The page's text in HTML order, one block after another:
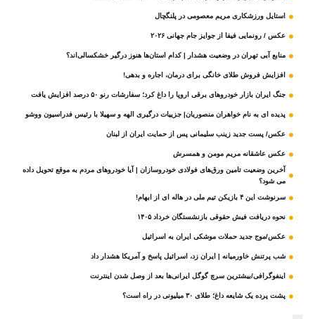
استایل ورزشکاری مریم معصومی در پلنگچال
عکس / رونمایی فیفا از جوایز جام جهانی ۲۰۲۶
منابع آبی تهران در وضعیت هشدار | کدام استان‌ها هنوز درگیر خشکسالی‌اند؟
افزایش فروش طلای خانگی برای درمان، اجاره و بدهی!
جنگ ایران بازار خودروهای برقی اروپا را داغ کرد؛ سفارشات رنو ۵۰ درصد افزایش یافت
پدیده ای به نام خواهران منصوریان| جزییات درگیری الهه و سهیلا با رئیس فدراسیون ووشو
عکس/ پست جدید زینب سلیمانی پس از حمایت ایران از لبنان
عکس عاشقانه مریم مومن و همسرش
آخرین وضعیت تامین ورق‌های فولادی خودروسازان | آیا خودروهای مردم به موقع تحویل داده
می شود؟
سرنوشت این ۴ بازیکن تیم ملی در هاله ای از ابهام!
نحوه دریافت فیش حقوقی بازنشستگان خرداد ۱۴۰۵
عکس/موج جدید حملات موشکی ایران به اسرائیل
شب پرتنش خاورمیانه | ایران زد، اسرائیل پاسخ و آمریکا هشدار داد
اینفوگرافی/بیشترین سرچ گوگل ایرانی‌ها بعد از وصل شدن اینترنت
پشت پرده یک شایعه داغ؛ طلای ۳۰ میلیونی در راه است؟